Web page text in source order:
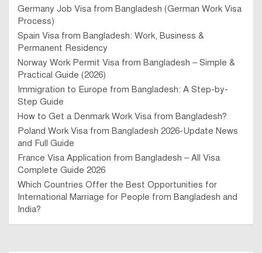
Germany Job Visa from Bangladesh (German Work Visa
Process)
Spain Visa from Bangladesh: Work, Business &
Permanent Residency
Norway Work Permit Visa from Bangladesh – Simple &
Practical Guide (2026)
Immigration to Europe from Bangladesh: A Step-by-
Step Guide
How to Get a Denmark Work Visa from Bangladesh?
Poland Work Visa from Bangladesh 2026-Update News
and Full Guide
France Visa Application from Bangladesh – All Visa
Complete Guide 2026
Which Countries Offer the Best Opportunities for
International Marriage for People from Bangladesh and
India?